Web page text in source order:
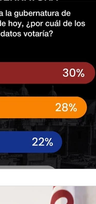
Judicial Mineros LNBP